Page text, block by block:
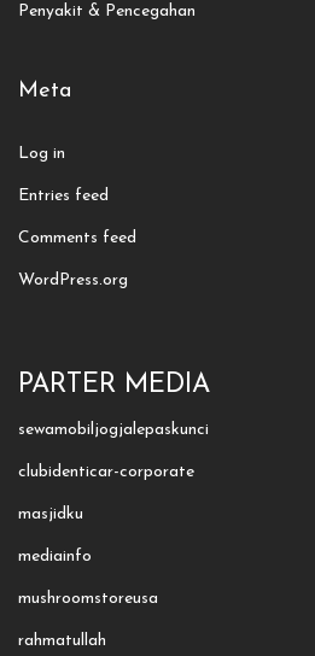
Penyakit & Pencegahan
Meta
Log in
Entries feed
Comments feed
WordPress.org
PARTER MEDIA
sewamobiljogjalepaskunci
clubidenticar-corporate
masjidku
mediainfo
mushroomstoreusa
rahmatullah